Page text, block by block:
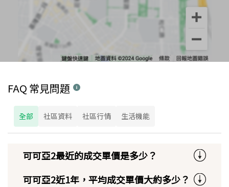
FAQ 常見問題
全部 社區資料 社區行情 生活機能
可可亞2最近的成交單價是多少？
可可亞2近1年，平均成交單價大約多少？